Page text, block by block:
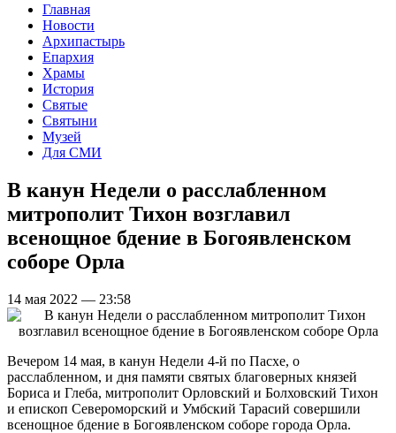
Главная
Новости
Архипастырь
Епархия
Храмы
История
Святые
Святыни
Музей
Для СМИ
В канун Недели о расслабленном
митрополит Тихон возглавил
всенощное бдение в Богоявленском
соборе Орла
14 мая 2022 — 23:58
Вечером 14 мая, в канун Недели 4-й по Пасхе, о
расслабленном, и дня памяти святых благоверных князей
Бориса и Глеба, митрополит Орловский и Болховский Тихон
и епископ Североморский и Умбский Тарасий совершили
всенощное бдение в Богоявленском соборе города Орла.